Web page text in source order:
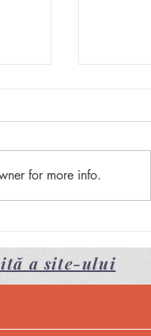
for more info.
a site-ului